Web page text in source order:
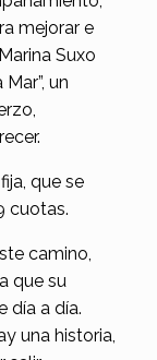
mejorar e
Suxo
un
que se
cuotas.
camino,
que su
día a día.
una historia,